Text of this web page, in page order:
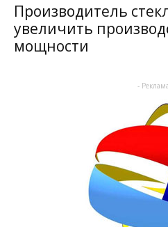
Производитель
увеличить
мощности
-